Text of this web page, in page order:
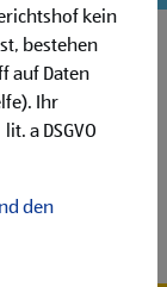
kein
bestehen
auf Daten
Ihr
a DSGVO
den